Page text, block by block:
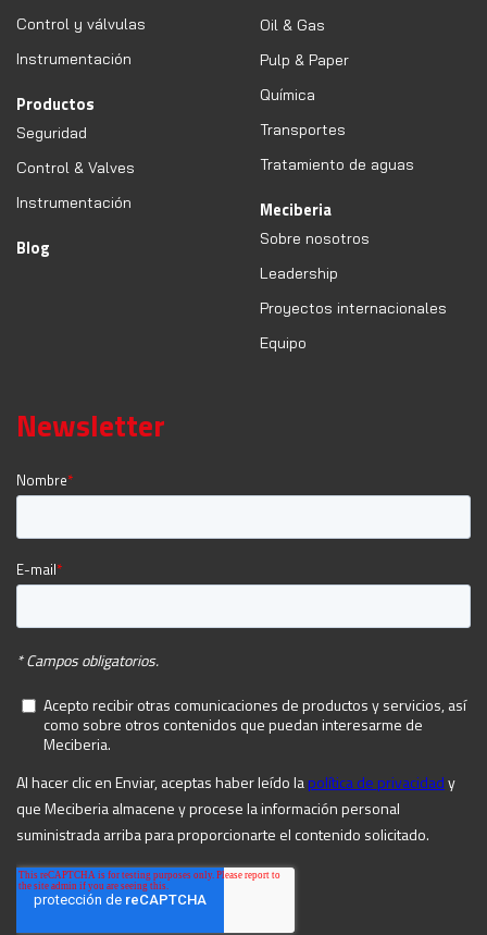
Control y válvulas
Instrumentación
Productos
Seguridad
Control & Valves
Instrumentación
Blog
Oil & Gas
Pulp & Paper
Química
Transportes
Tratamiento de aguas
Meciberia
Sobre nosotros
Leadership
Proyectos internacionales
Equipo